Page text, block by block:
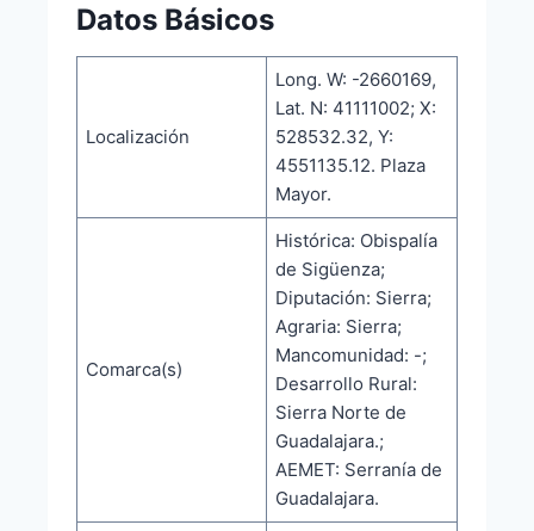
Datos Básicos
Localización
Long. W: -2660169,
Lat. N: 41111002; X:
528532.32, Y:
4551135.12. Plaza
Mayor.
Comarca(s)
Histórica: Obispalía
de Sigüenza;
Diputación: Sierra;
Agraria: Sierra;
Mancomunidad: -;
Desarrollo Rural:
Sierra Norte de
Guadalajara.;
AEMET: Serranía de
Guadalajara.